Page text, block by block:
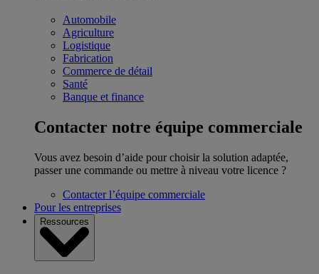
Automobile
Agriculture
Logistique
Fabrication
Commerce de détail
Santé
Banque et finance
Contacter notre équipe commerciale
Vous avez besoin d’aide pour choisir la solution adaptée,
passer une commande ou mettre à niveau votre licence ?
Contacter l’équipe commerciale
Pour les entreprises
Ressources